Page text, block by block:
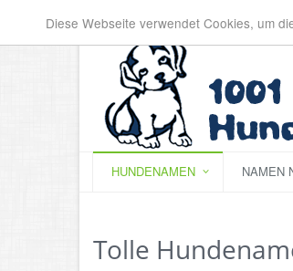
Diese Webseite verwendet Cookies, um
HUNDENAMEN NAMEN
Tolle